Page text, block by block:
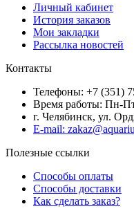
Личный кабинет
История заказов
Мои закладки
Рассылка новостей
Контакты
Телефоны: +7 (351)
Время работы: Пн-
г. Челябинск, ул.
E-mail:
Полезные ссылки
Способы оплаты
Способы доставки
Как сделать заказ?